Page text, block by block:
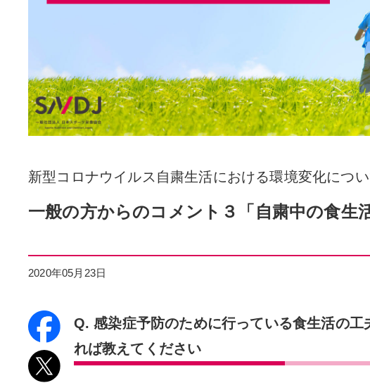
新型コロナウイルス自粛生活における環境変化につ
一般の方からのコメント３「自粛中の食生活
2020年05月23日
Q. 感染症予防のために行っている食生活の
れば教えてください